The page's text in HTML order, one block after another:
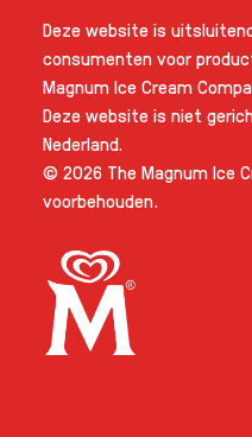
Deze website is
consumenten voor
Magnum Ice Cream
Deze website is niet
Nederland.
© 2026 The Magnum Ice
voorbehouden.